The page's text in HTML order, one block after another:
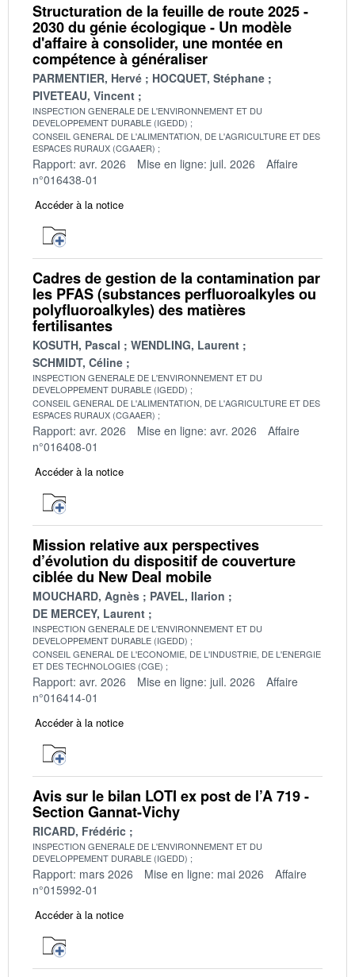
Structuration de la feuille de route 2025 -
2030 du génie écologique - Un modèle
d'affaire à consolider, une montée en
compétence à généraliser
PARMENTIER, Hervé
HOCQUET, Stéphane
PIVETEAU, Vincent
INSPECTION GENERALE DE L'ENVIRONNEMENT ET DU
DEVELOPPEMENT DURABLE (IGEDD)
CONSEIL GENERAL DE L'ALIMENTATION, DE L'AGRICULTURE ET DES
ESPACES RURAUX (CGAAER)
Rapport: avr. 2026 Mise en ligne: juil. 2026
Affaire
n°016438-01
Accéder à la notice
Cadres de gestion de la contamination par
les PFAS (substances perfluoroalkyles ou
polyfluoroalkyles) des matières
fertilisantes
KOSUTH, Pascal
WENDLING, Laurent
SCHMIDT, Céline
INSPECTION GENERALE DE L'ENVIRONNEMENT ET DU
DEVELOPPEMENT DURABLE (IGEDD)
CONSEIL GENERAL DE L'ALIMENTATION, DE L'AGRICULTURE ET DES
ESPACES RURAUX (CGAAER)
Rapport: avr. 2026 Mise en ligne: avr. 2026
Affaire
n°016408-01
Accéder à la notice
Mission relative aux perspectives
d’évolution du dispositif de couverture
ciblée du New Deal mobile
MOUCHARD, Agnès
PAVEL, Ilarion
DE MERCEY, Laurent
INSPECTION GENERALE DE L'ENVIRONNEMENT ET DU
DEVELOPPEMENT DURABLE (IGEDD)
CONSEIL GENERAL DE L'ECONOMIE, DE L'INDUSTRIE, DE L'ENERGIE
ET DES TECHNOLOGIES (CGE)
Rapport: avr. 2026 Mise en ligne: juil. 2026
Affaire
n°016414-01
Accéder à la notice
Avis sur le bilan LOTI ex post de l’A 719 -
Section Gannat-Vichy
RICARD, Frédéric
INSPECTION GENERALE DE L'ENVIRONNEMENT ET DU
DEVELOPPEMENT DURABLE (IGEDD)
Rapport: mars 2026 Mise en ligne: mai 2026
Affaire
n°015992-01
Accéder à la notice